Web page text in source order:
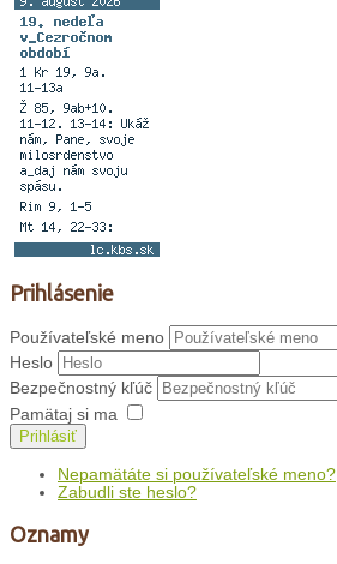
Prihlásenie
Používateľské meno
Heslo
Bezpečnostný kľúč
Pamätaj si ma
Prihlásiť
Nepamätáte si používateľské meno?
Zabudli ste heslo?
Oznamy